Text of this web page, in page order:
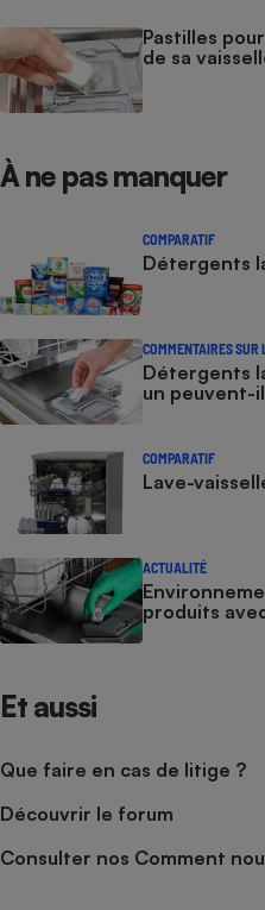
Pastilles
de sa
À ne pas manquer
COMPARATIF
Détergents
COMMENTAIRES SUR
Détergents
un peuvent-
COMPARATIF
Lave-
ACTUALITÉ
produits
Et aussi
Que faire en cas de litige ?
Découvrir le forum
Consulter nos Comment